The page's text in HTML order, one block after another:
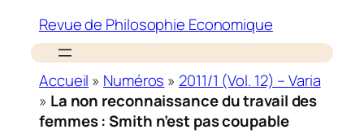
Revue de Philosophie Economique
Accueil » Numéros » 2011/1 (Vol. 12) – Varia
» La non reconnaissance du travail des
femmes : Smith n’est pas coupable